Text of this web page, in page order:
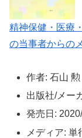
精神保健・医療
の当事者からの
作者: 石山 勲
出版社/メー
発売日:
メディア: 単